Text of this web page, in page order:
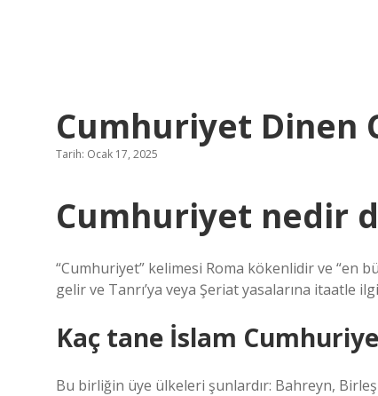
Cumhuriyet Dinen
Tarih: Ocak 17, 2025
Cumhuriyet nedir
“Cumhuriyet” kelimesi Roma kökenlidir ve “en
gelir ve Tanrı’ya veya Şeriat yasalarına itaatle
Kaç tane İslam
Bu birliğin üye ülkeleri şunlardır: Bahreyn,